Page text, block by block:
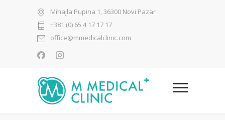
Mihajla Pupina 1, 36300 Novi Pazar
+381 (0) 65 4 17 17 17
office@mmedicalclinic.com